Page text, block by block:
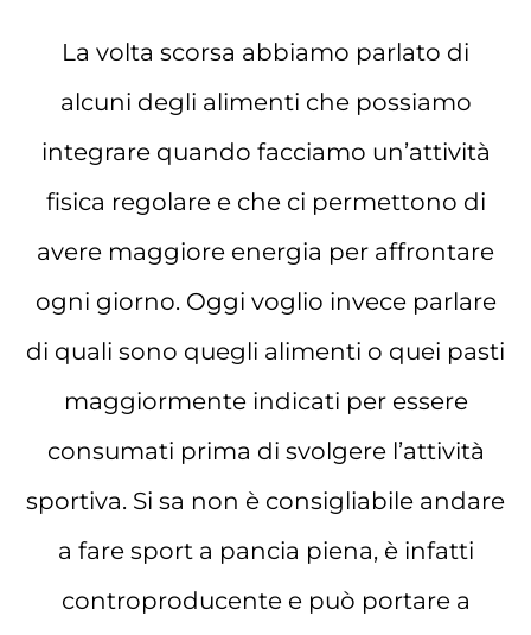
La volta scorsa abbiamo parlato di
alcuni degli alimenti che possiamo
integrare quando facciamo un’attività
fisica regolare e che ci permettono di
avere maggiore energia per affrontare
ogni giorno. Oggi voglio invece parlare
di quali sono quegli alimenti o quei pasti
maggiormente indicati per essere
consumati prima di svolgere l’attività
sportiva. Si sa non è consigliabile andare
a fare sport a pancia piena, è infatti
controproducente e può portare a